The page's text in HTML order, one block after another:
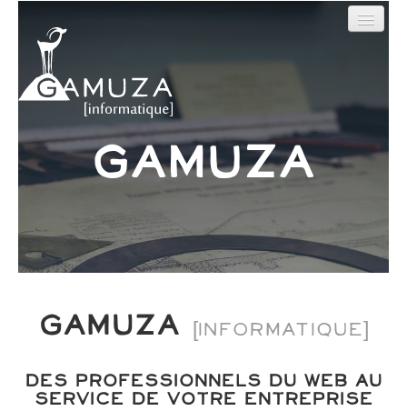
Gamuza
Sites web
Nos Réalisations
Qui sommes-nous ?
Contact
Gamuza [informatique]
des professionnels du web au
service de votre entreprise